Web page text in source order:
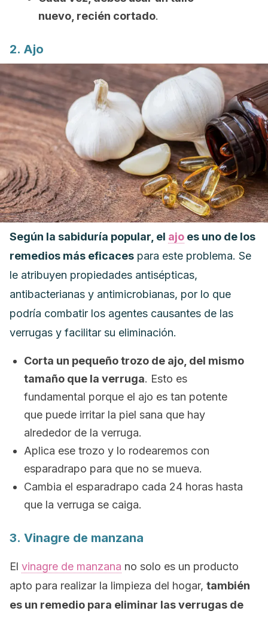
nuevo, recién cortado.
2. Ajo
Según la sabiduría popular, el ajo es uno de los
remedios más eficaces para este problema. Se
le atribuyen propiedades antisépticas,
antibacterianas y antimicrobianas, por lo que
podría combatir los agentes causantes de las
verrugas y facilitar su eliminación.
Corta un pequeño trozo de ajo, del mismo
tamaño que la verruga. Esto es
fundamental porque el ajo es tan potente
que puede irritar la piel sana que hay
alrededor de la verruga.
Aplica ese trozo y lo rodearemos con
esparadrapo para que no se mueva.
Cambia el esparadrapo cada 24 horas hasta
que la verruga se caiga.
3. Vinagre de manzana
El vinagre de manzana no solo es un producto
apto para realizar la limpieza del hogar, también
es un remedio para eliminar las verrugas de